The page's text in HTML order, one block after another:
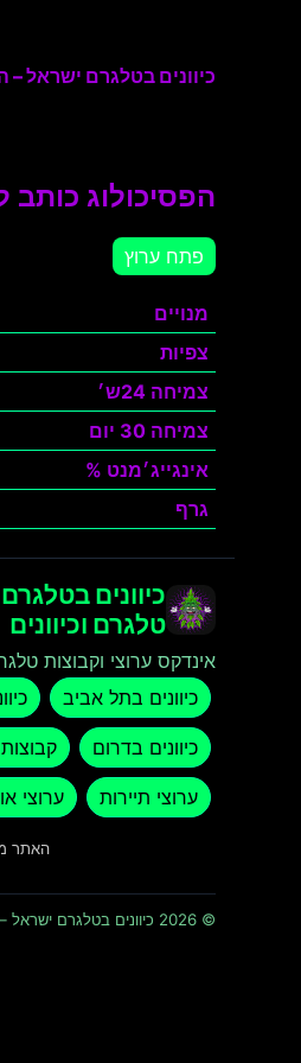
כיוונים בטלגרם ישראל –
הפסיכולוג כותב
פתח ערוץ
מנויים
צפיות
צמיחה 24ש׳
צמיחה 30 יום
אינגייג׳מנט %
גרף
כיוונים
טלגרם וכיוונים
אינדקס ערוצי וקבוצות
כיוונים בתל אביב
כיוונים בדרום
ערוצי תיירות ערוצי
האתר
© 2026 כיוונים בטלגרם ישראל – המדריך המלא לדירוג ערוצי טלגרם וכיוונים · כל הזכויות שמורות ומוגנות